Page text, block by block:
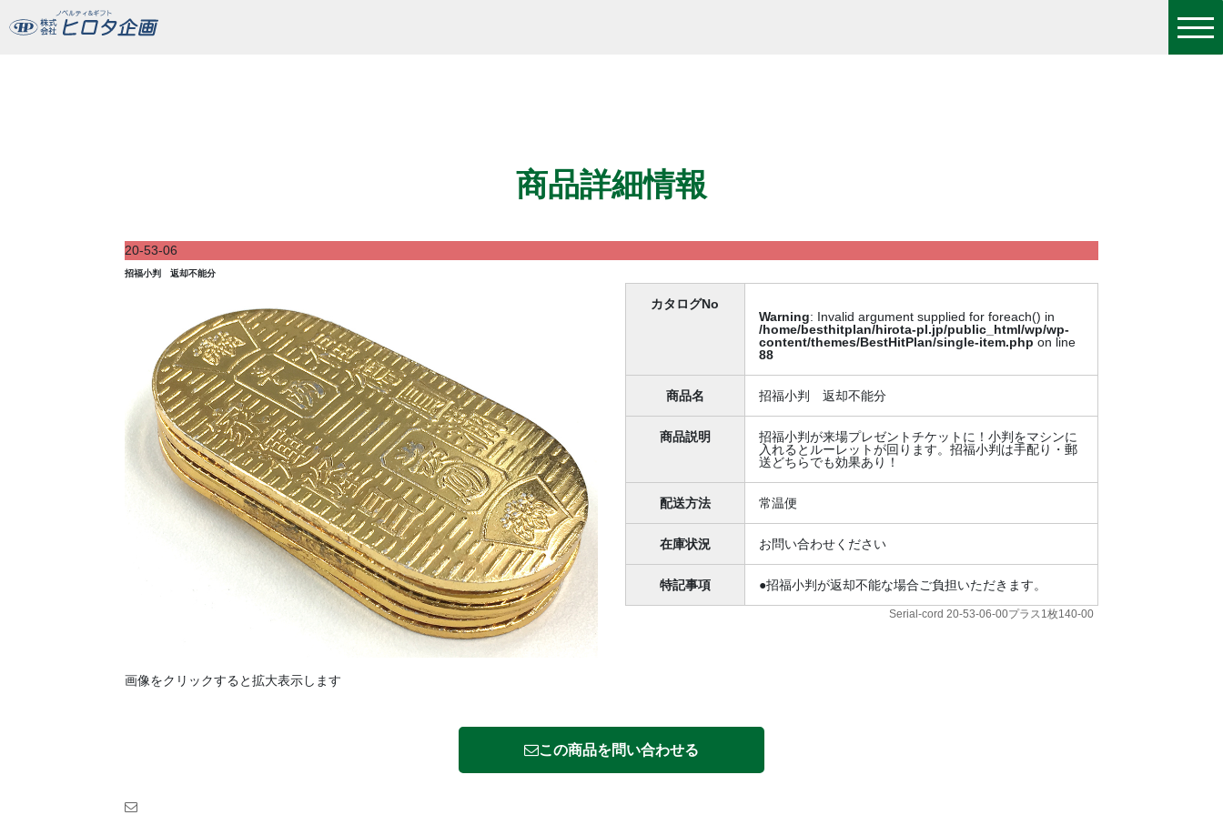
商品詳細情報
20-53-06
招福小判 返却不能分
画像をクリックすると拡大表示します
カタログNo
Warning: Invalid argument supplied for foreach() in
/home/besthitplan/hirota-pl.jp/public_html/wp/wp-
content/themes/BestHitPlan/single-item.php on line
88
商品名 招福小判 返却不能分
商品説明
招福小判が来場プレゼントチケットに！小判をマシンに
入れるとルーレットが回ります。招福小判は手配り・郵
送どちらでも効果あり！
配送方法 常温便
在庫状況 お問い合わせください
特記事項 ●招福小判が返却不能な場合ご負担いただきます。
Serial-cord 20-53-06-00プラス1枚140-00
この商品を問い合わせる